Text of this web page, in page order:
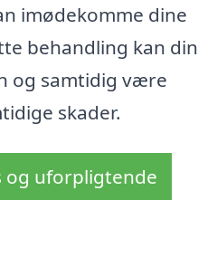
imødekomme dine
behandling kan din
og samtidig være
skader.
og uforpligtende